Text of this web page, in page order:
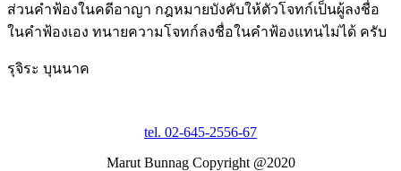
ส่วนคำฟ้องในคดีอาญา กฎหมายบังคับให้ตัวโจทก์เป็นผู้ลงชื่อ
ในคำฟ้องเอง ทนายความโจทก์ลงชื่อในคำฟ้องแทนไม่ได้ ครับ
รุจิระ บุนนาค
tel. 02-645-2556-67
Marut Bunnag Copyright @2020